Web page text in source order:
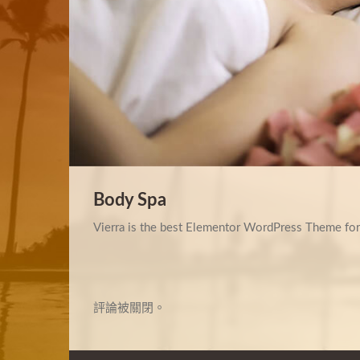
Body Spa
Vierra is the best Elementor WordPress Theme
評論被關閉。